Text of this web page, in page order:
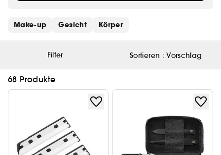
Schnelllinks überspringen
Make-up Gesicht Körper
Filter Sortieren :Vorschlag
68 Produkte